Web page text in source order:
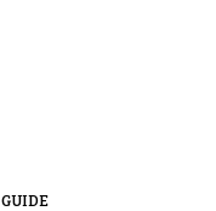
GUIDE